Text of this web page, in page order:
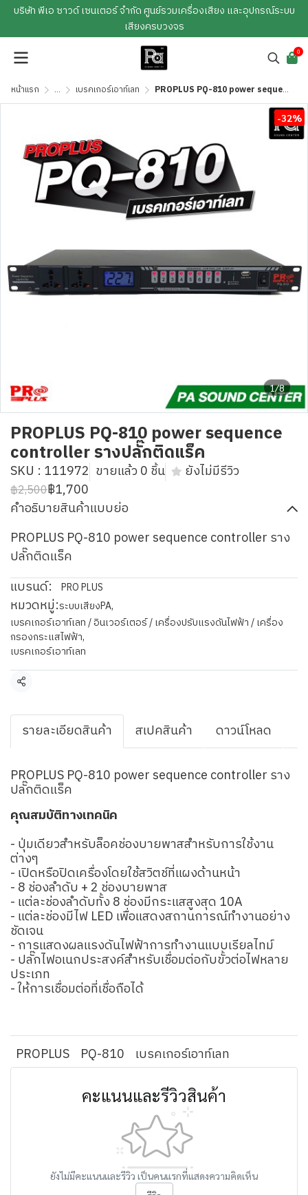
บริษัท พีเอ ซาวด์ เซนเตอร์ จำกัด ศูนย์รวมเครื่องเสียง และอุปกรณ์ระบบ
เสียงครบวงจร
0
หน้าแรก ... เบรคเกอร์เอาท์เลท PROPLUS PQ-810 power sequence controller รางปลั๊กติดแร็ค
1/8
-32%
PROPLUS PQ-810 power sequence
controller รางปลั๊กติดแร็ค
SKU : 111972 ขายแล้ว 0 ชิ้น ยังไม่มีรีวิว
฿2,500฿1,700
คำอธิบายสินค้าแบบย่อ
PROPLUS PQ-810 power sequence controller ราง
ปลั๊กติดแร็ค
แบรนด์:
PRO PLUS
หมวดหมู่:ระบบเสียงPA,
เบรคเกอร์เอาท์เลท / อินเวอร์เตอร์ / เครื่องปรับแรงดันไฟฟ้า / เครื่อง
กรองกระแสไฟฟ้า,
เบรคเกอร์เอาท์เลท
แชร์
รายละเอียดสินค้า สเปคสินค้า ดาวน์โหลด
PROPLUS PQ-810 power sequence controller ราง
ปลั๊กติดแร็ค
คุณสมบัติทางเทคนิค
- ปุ่มเดียวสําหรับล็อคช่องบายพาสสําหรับการใช้งาน
ต่างๆ
- เปิดหรือปิดเครื่องโดยใช้สวิตช์ที่แผงด้านหน้า
- 8 ช่องลําดับ + 2 ช่องบายพาส
- แต่ละช่องลําดับทั้ง 8 ช่องมีกระแสสูงสุด 10A
- แต่ละช่องมีไฟ LED เพื่อแสดงสถานการณ์ทํางานอย่าง
ชัดเจน
- การแสดงผลแรงดันไฟฟ้าการทํางานแบบเรียลไทม์
- ปลั๊กไฟอเนกประสงค์สําหรับเชื่อมต่อกับขั้วต่อไฟหลาย
ประเภท
- ให้การเชื่อมต่อที่เชื่อถือได้
PROPLUS PQ-810 เบรคเกอร์เอาท์เลท
คะแนนและรีวิวสินค้า
ยังไม่มีคะแนนและรีวิว เป็นคนแรกที่แสดงความคิดเห็น